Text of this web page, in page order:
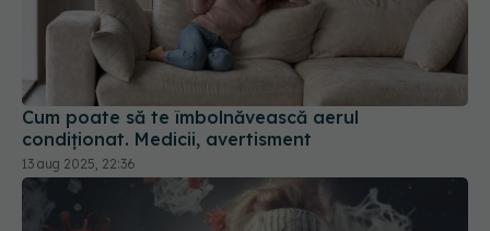
Cum poate să te îmbolnăvească aerul
condiționat. Medicii, avertisment
13 aug 2025, 22:36